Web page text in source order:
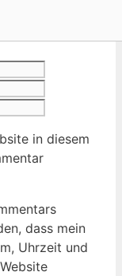
in diesem
dass mein
Uhrzeit und